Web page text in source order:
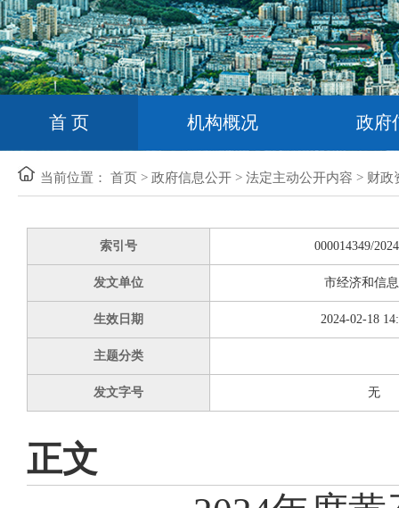
首 页 机构概况 政府
当前位置： 首页 > 政府信息公开 > 法定主动公开内容 > 财政
索引号 000014349/
发文单位 市经济和信
生效日期 2024-02-18
主题分类
发文字号 无
正文